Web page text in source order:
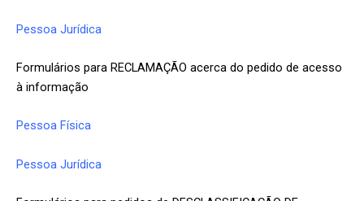
Pessoa Jurídica
Formulários para RECLAMAÇÃO acerca do pedido de acesso
à informação
Pessoa Física
Pessoa Jurídica